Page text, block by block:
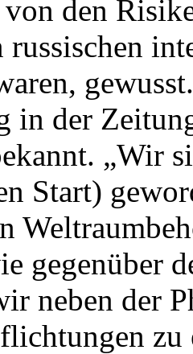
den
russischen
in der
„Wir
Start)
gegenüber
neben der